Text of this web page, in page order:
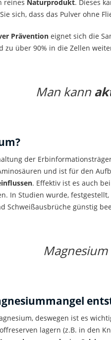
reines Naturprodukt. Dieses
sich, dass das Pulver ohne
Prävention eignet sich die
zu über 90% in die Zellen
Man kann
der
und ist für den
. Effektiv ist es auch
In Studien wurde,
Schweißausbrüche günstig
deswegen ist es
lagern (z.B. in den